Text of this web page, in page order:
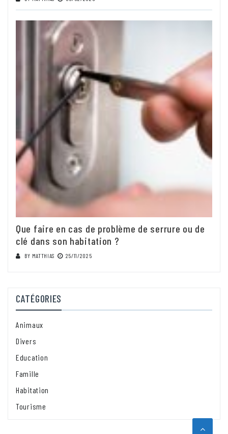
Que faire en cas de problème de serrure ou de
clé dans son habitation ?
BY MATTHIAS 25/11/2025
CATÉGORIES
Animaux
Divers
Education
Famille
Habitation
Tourisme